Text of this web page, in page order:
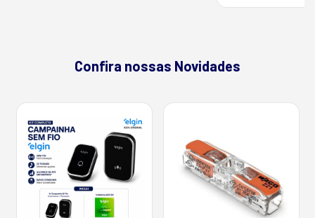
Confira nossas Novidades